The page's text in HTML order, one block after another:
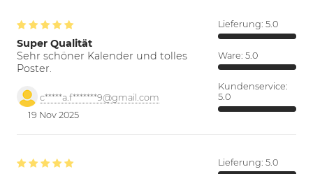
Super Qualität
Sehr schöner Kalender und tolles
Poster.
c*****a.f*******9@gmail.com
19 Nov 2025
Lieferung: 5.0
Ware: 5.0
Kundenservice:
5.0
Lieferung: 5.0